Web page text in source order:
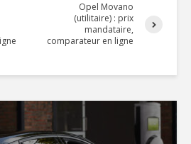
Opel Movano
(utilitaire) : prix
mandataire,
comparateur en ligne